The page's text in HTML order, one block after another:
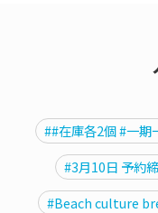
##在庫各2個 #一期
#3月10日 予約
#Beach culture